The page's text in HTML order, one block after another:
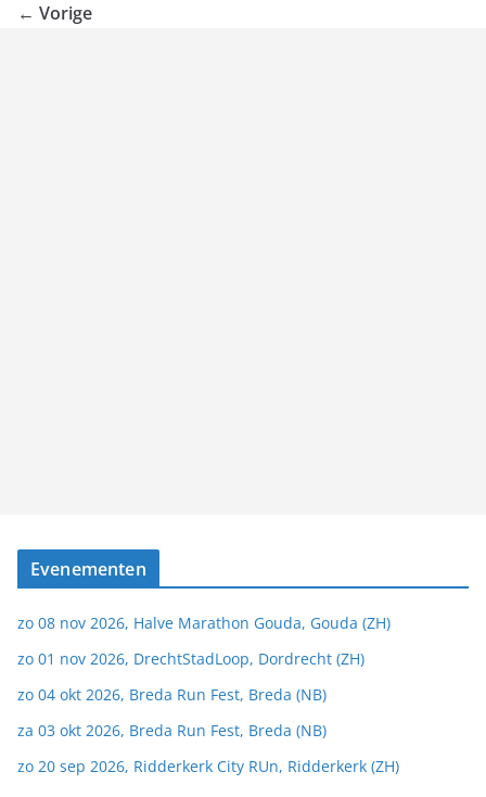
← Vorige
Evenementen
zo 08 nov 2026, Halve Marathon Gouda, Gouda (ZH)
zo 01 nov 2026, DrechtStadLoop, Dordrecht (ZH)
zo 04 okt 2026, Breda Run Fest, Breda (NB)
za 03 okt 2026, Breda Run Fest, Breda (NB)
zo 20 sep 2026, Ridderkerk City RUn, Ridderkerk (ZH)